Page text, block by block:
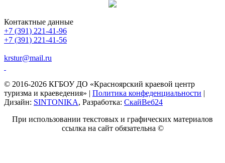
Контактные данные
+7 (391) 221-41-96
+7 (391) 221-41-56
krstur@mail.ru
© 2016-2026 КГБОУ ДО «Красноярский краевой центр
туризма и краеведения» | Политика конфеденциальности |
Дизайн: SINTONIKA, Разработка: СкайВеб24
При использовании текстовых и графических материалов
ссылка на сайт обязательна ©